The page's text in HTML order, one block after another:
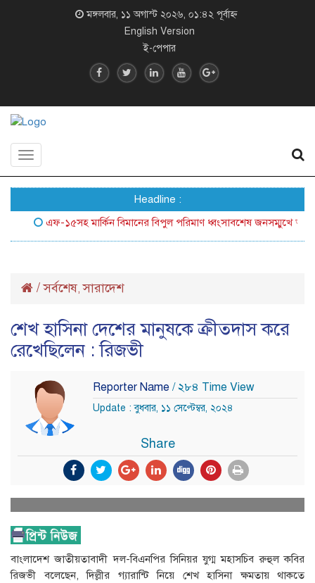
মঙ্গলবার, ১১ অগাস্ট ২০২৬, ০১:৪২ পূর্বাহ্ন
English Version
ই-পেপার
Toggle
Headline :
এফ-১৫সহ মার্কিন বিমানের বিপুল পরিমাণ ধ্বংসাবশেষ জনসম্মুখে আনল ইরান
/সর্বশেষ,সারাদেশ
শেখ হাসিনা দেশের মানুষকে ক্রীতদাস করে
রেখেছিলেন : রিজভী
Reporter Name / ২৮৪ Time View
Update : বুধবার, ১১ সেপ্টেম্বর, ২০২৪
Share
বাংলাদেশ জাতীয়তাবাদী দল-বিএনপির সিনিয়র যুগ্ম মহাসচিব রুহুল কবির
রিজভী বলেছেন, দিল্লীর গ্যারান্টি নিয়ে শেখ হাসিনা ক্ষমতায় থাকতে